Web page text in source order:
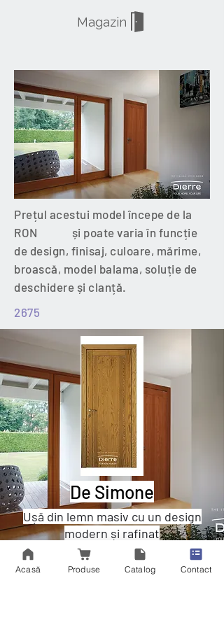
Magazin
Prețul acestui model începe de la
RON și poate varia în funcție
de design, finisaj, culoare, mărime,
broască, model balama, soluție de
deschidere și clanță.
2675
De Simone
Ușă din lemn masiv cu un design
modern și rafinat
Un design modern și rafinat,
Acasă Produse Catalog Contact